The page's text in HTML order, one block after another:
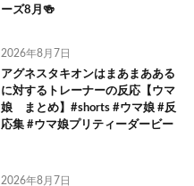
ーズ8月🍻
2026年8月7日
アグネスタキオンはまあまあある
に対するトレーナーの反応【ウマ
娘 まとめ】#shorts #ウマ娘 #反
応集 #ウマ娘プリティーダービー
2026年8月7日